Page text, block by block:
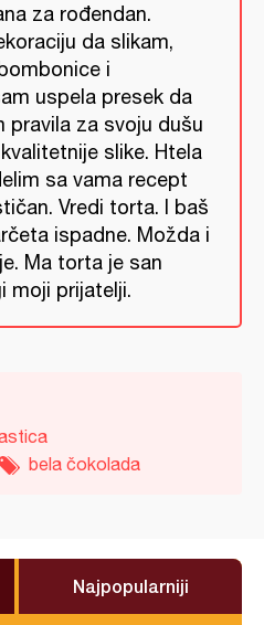
za rođendan.
da slikam,
i
uspela presek da
pravila za svoju dušu
slike. Htela
sa vama recept
Vredi torta. I baš
ispadne. Možda i
Ma torta je san
moji prijatelji.
bela čokolada
Najpopularniji